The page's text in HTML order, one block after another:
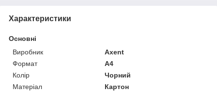
Характеристики
Основні
Виробник
Axent
Формат
A4
Колір
Чорний
Матеріал
Картон